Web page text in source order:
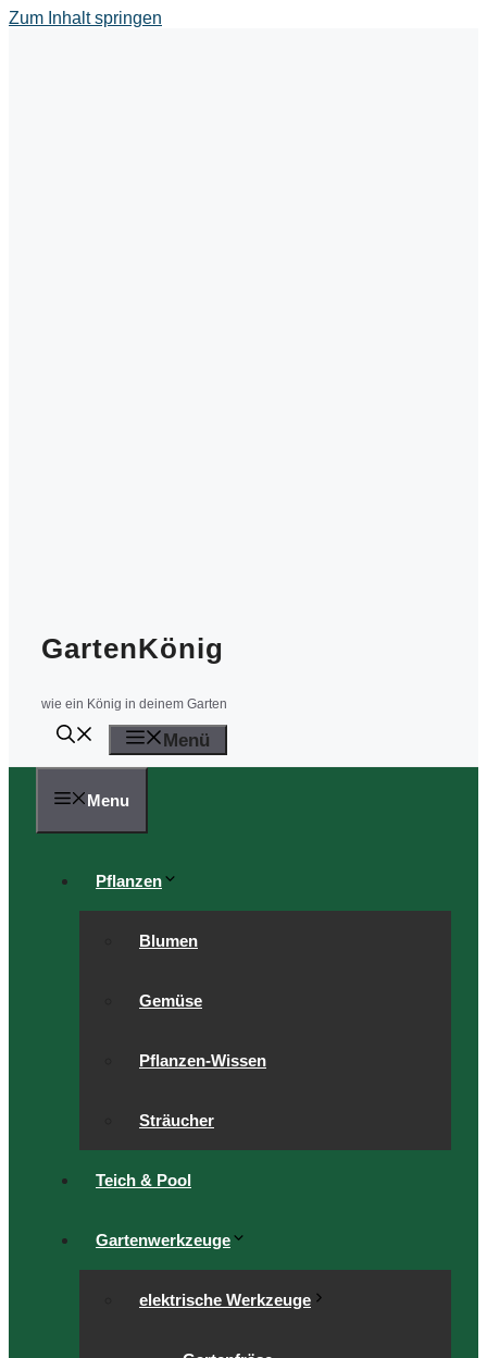
Zum Inhalt springen
GartenKönig
wie ein König in deinem Garten
Menü
Menu
Pflanzen
Blumen
Gemüse
Pflanzen-Wissen
Sträucher
Teich & Pool
Gartenwerkzeuge
elektrische Werkzeuge